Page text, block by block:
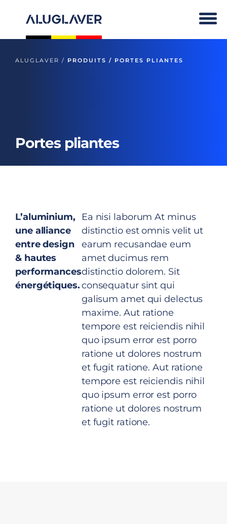
content
ALUGLAVER / PRODUITS / PORTES PLIANTES
Portes pliantes
L’aluminium,
une alliance
entre design
& hautes
performances
énergétiques.
Ea nisi laborum At minus
distinctio est omnis velit ut
earum recusandae eum
amet ducimus rem
distinctio dolorem. Sit
consequatur sint qui
galisum amet qui delectus
maxime. Aut ratione
tempore est reiciendis nihil
quo ipsum error est porro
ratione ut dolores nostrum
et fugit ratione. Aut ratione
tempore est reiciendis nihil
quo ipsum error est porro
ratione ut dolores nostrum
et fugit ratione.